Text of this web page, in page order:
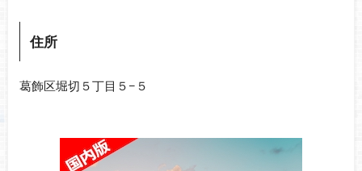
住所
葛飾区堀切５丁目５−５